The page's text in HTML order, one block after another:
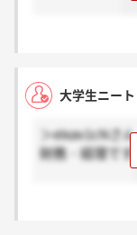
大学生ニート
＞eIxav1cNさん
財務・経理です